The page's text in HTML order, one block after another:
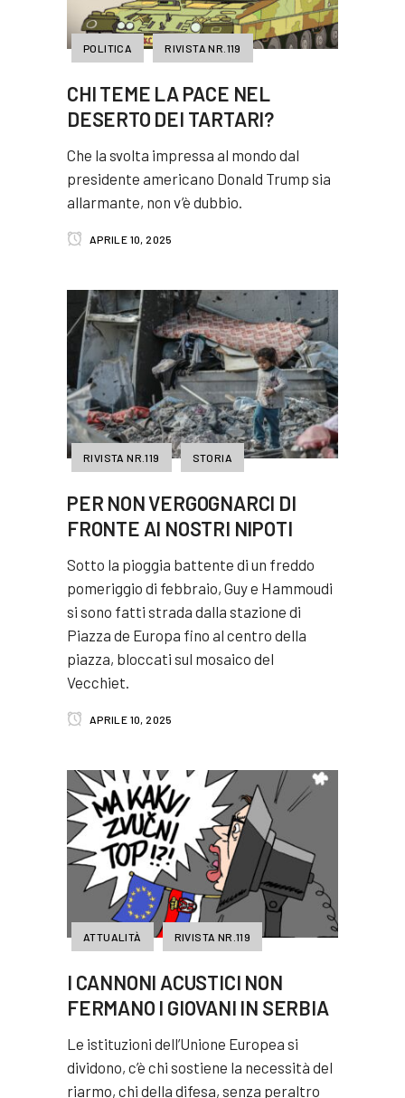
POLITICA RIVISTA NR.119
CHI TEME LA PACE NEL
DESERTO DEI TARTARI?
Che la svolta impressa al mondo dal
presidente americano Donald Trump sia
allarmante, non v’è dubbio.
APRILE 10, 2025
RIVISTA NR.119 STORIA
PER NON VERGOGNARCI DI
FRONTE AI NOSTRI NIPOTI
Sotto la pioggia battente di un freddo
pomeriggio di febbraio, Guy e Hammoudi
si sono fatti strada dalla stazione di
Piazza de Europa fino al centro della
piazza, bloccati sul mosaico del
Vecchiet.
APRILE 10, 2025
ATTUALITÀ RIVISTA NR.119
I CANNONI ACUSTICI NON
FERMANO I GIOVANI IN SERBIA
Le istituzioni dell’Unione Europea si
dividono, c’è chi sostiene la necessità del
riarmo, chi della difesa, senza peraltro